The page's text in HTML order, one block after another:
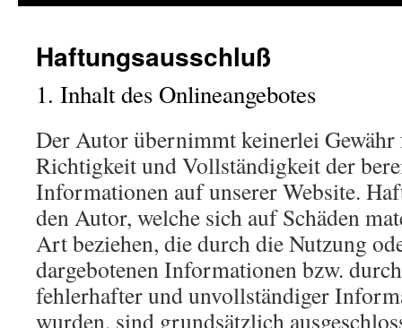
springen
Haftungsausschluß
1. Inhalt des Onlineangebotes
Der Autor übernimmt keinerlei
Richtigkeit und Vollständigkeit der
Informationen auf unserer Website.
den Autor, welche sich auf Schäden
Art beziehen, die durch die Nutzung
dargebotenen Informationen bzw.
fehlerhafter und unvollständiger
wurden, sind grundsätzlich